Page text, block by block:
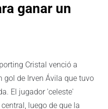
ganar un
Cristal venció a
gol de Irven Ávila que tuvo
El jugador 'celeste'
luego de que la